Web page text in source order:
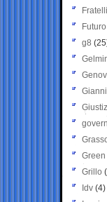
g8
Grillo
Idv (4)